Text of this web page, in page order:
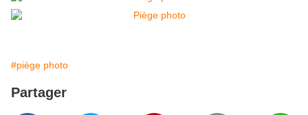
#piège photo
Partager